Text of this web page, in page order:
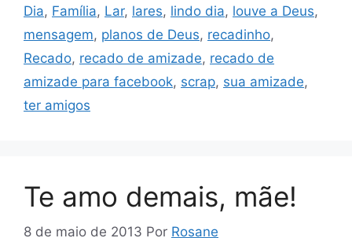
Dia, Família, Lar, lares, lindo dia, louve a Deus,
mensagem, planos de Deus, recadinho,
Recado, recado de amizade, recado de
amizade para facebook, scrap, sua amizade,
ter amigos
Te amo demais, mãe!
8 de maio de 2013 Por Rosane